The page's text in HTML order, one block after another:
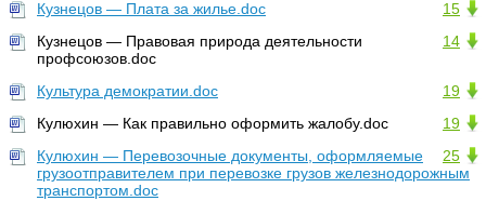
15
Кузнецов — Плата за жилье.doc
14
Кузнецов — Правовая природа деятельности
профсоюзов.doc
19
Культура демократии.doc
19
Кулюхин — Как правильно оформить жалобу.doc
25
Кулюхин — Перевозочные документы, оформляемые
грузоотправителем при перевозке грузов железнодорожным
транспортом.doc